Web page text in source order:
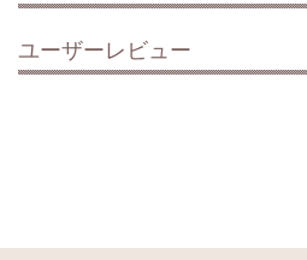
ユーザーレビュー